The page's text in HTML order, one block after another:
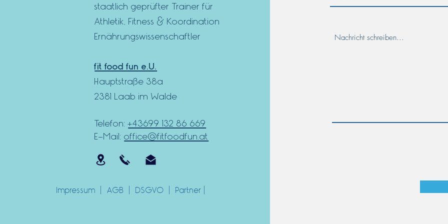
staatlich geprüfter Trainer für
Athletik, Fitness & Koordination
Ernährungswissenschaftler
fit food fun e.U.
Hauptstraße 38a
2381 Laab im Walde
Telefon:+43699 132 86 669
E-Mail:office@fitfoodfun.at
Impressum |AGB |DSGVO |Partner